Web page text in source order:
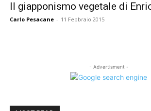
Il giapponismo vegetale di
Carlo Pesacane - 11 Febbraio 2015
- Advertisment -